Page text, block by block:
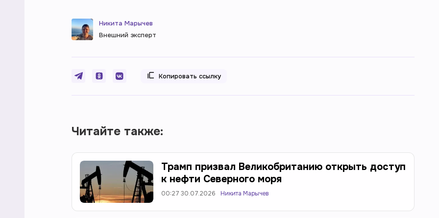
Никита Марычев
Внешний эксперт
Копировать ссылку
Читайте также:
Трамп призвал Великобританию открыть доступ
к нефти Северного моря
00:27 30.07.2026 Никита Марычев